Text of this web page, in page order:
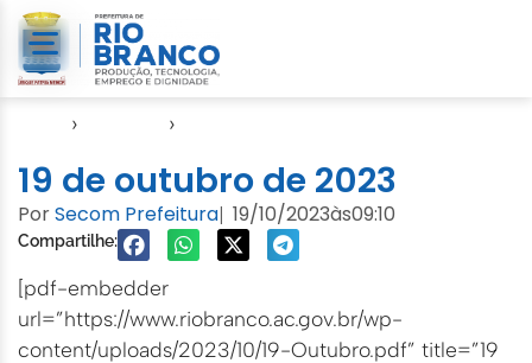
› ›
19 de outubro de 2023
PorSecom Prefeitura| 19/10/2023às09:10
Compartilhe:
[pdf-embedder
url=”https://www.riobranco.ac.gov.br/wp-
content/uploads/2023/10/19-Outubro.pdf” title=”19